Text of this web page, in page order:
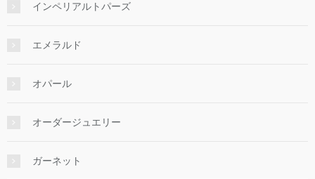
インペリアルトパーズ
エメラルド
オパール
オーダージュエリー
ガーネット